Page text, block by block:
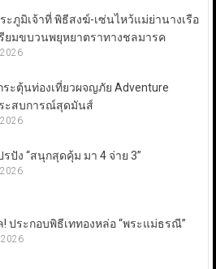
ะภูมิเจ้าที่ พิธีสงฆ์-เซ่นไหว้แม่ย่านางเรือ
ยมขบวนพยุหยาตราทางชลมารค
ะตุ้นท่องเที่ยวผจญภัย Adventure
ระสบการณ์สุดมันส์
ปัง “สนุกสุดคุ้ม มา 4 จ่าย 3”
ประกอบพิธีเททองหล่อ “พระแม่ธรณี”